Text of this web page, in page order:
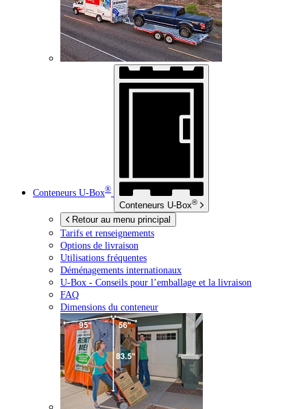
Conteneurs U-Box®
Conteneurs U-Box®
Retour au menu principal
Tarifs et renseignements
Options de livraison
Utilisations fréquentes
Déménagements internationaux
U-Box - Conseils pour l’emballage et la livraison
FAQ
Dimensions du conteneur